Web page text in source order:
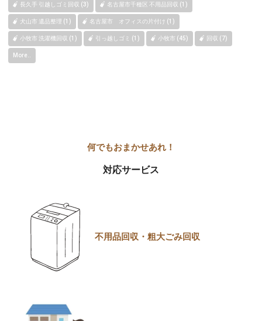
長久手 引越しゴミ回収 (3) 名古屋市千種区 不用品回収 (1)
犬山市 遺品整理 (1) 名古屋市 オフィスの片付け (1)
小牧市 洗濯機回収 (1) 引っ越しゴミ (1) 小牧市 (45) 回収 (7)
More..
対応サービス
不用品回収・粗大ごみ回収